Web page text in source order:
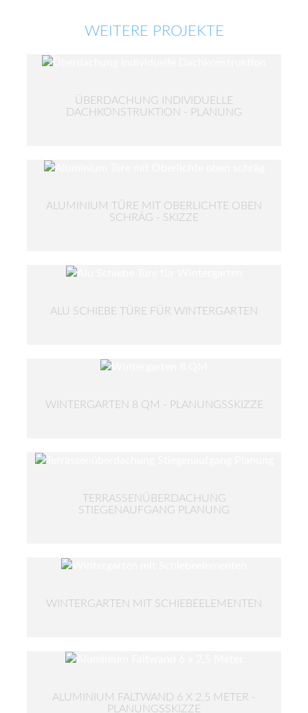
WEITERE PROJEKTE
ÜBERDACHUNG INDIVIDUELLE
DACHKONSTRUKTION - PLANUNG
ALUMINIUM TÜRE MIT OBERLICHTE OBEN
SCHRÄG - SKIZZE
ALU SCHIEBE TÜRE FÜR WINTERGARTEN
WINTERGARTEN 8 QM - PLANUNGSSKIZZE
TERRASSENÜBERDACHUNG
STIEGENAUFGANG PLANUNG
WINTERGARTEN MIT SCHIEBEELEMENTEN
ALUMINIUM FALTWAND 6 X 2,5 METER -
PLANUNGSSKIZZE